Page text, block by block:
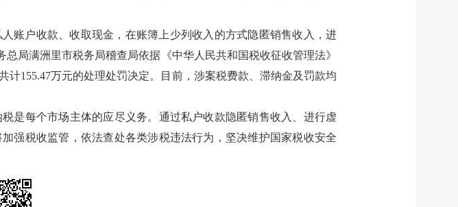
账户收款、收取现金，在账簿上少列收入的方式隐匿销售收入，进
局满洲里市税务局稽查局依据《中华人民共和国税收征收管理法》
155.47万元的处理处罚决定。目前，涉案税费款、滞纳金及罚款均
是每个市场主体的应尽义务。通过私户收款隐匿销售收入、进行虚
强税收监管，依法查处各类涉税违法行为，坚决维护国家税收安全